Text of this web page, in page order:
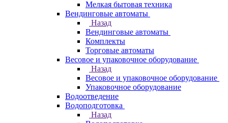
Мелкая бытовая техника
Вендинговые автоматы
Назад
Вендинговые автоматы
Комплекты
Торговые автоматы
Весовое и упаковочное оборудование
Назад
Весовое и упаковочное оборудование
Упаковочное оборудование
Водоотведение
Водоподготовка
Назад